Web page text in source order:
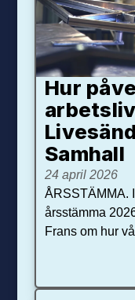
Hur
Samhall
24 april 2026
ÅRSSTÄMMA.
årsstämma
Frans om hur